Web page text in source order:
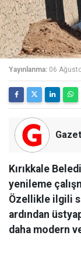
Yayınlanma: 06
Kırıkkale
yenileme
Özellikle ilgili
ardından
daha modern